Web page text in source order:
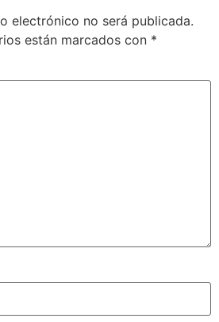
electrónico no será publicada.
están marcados con *